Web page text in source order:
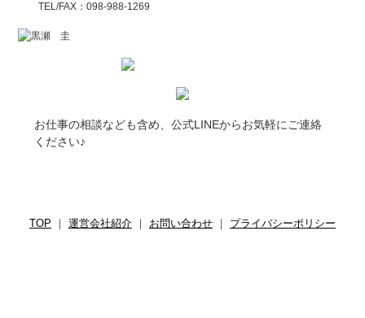
TEL/FAX：098-988-1269
お仕事の相談なども含め、公式LINEからお気軽にご連絡
ください♪
TOP ｜ 運営会社紹介 ｜ お問い合わせ ｜ プライバシーポリシー